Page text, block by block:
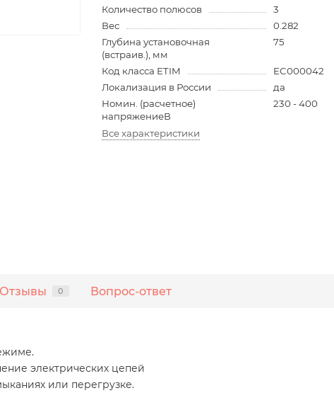
Количество полюсов
3
Вес
0.282
Глубина установочная
(встраив.), мм
75
Код класса ETIM
EC000042
Локализация в России
да
Номин. (расчетное)
напряжениеВ
230 - 400
Все характеристики
Отзывы 0 Вопрос-ответ
электрических цепей
или перегрузке.